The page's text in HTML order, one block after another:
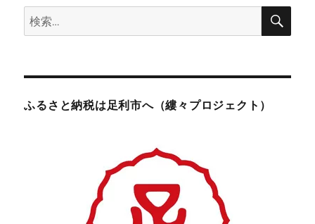
検
索:
検
ふるさと納税は足利市へ（縷々プロジェクト）